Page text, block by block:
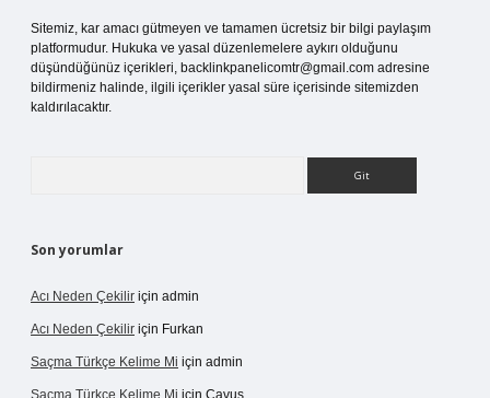
Sitemiz, kar amacı gütmeyen ve tamamen ücretsiz bir bilgi paylaşım
platformudur. Hukuka ve yasal düzenlemelere aykırı olduğunu
düşündüğünüz içerikleri, backlinkpanelicomtr@gmail.com adresine
bildirmeniz halinde, ilgili içerikler yasal süre içerisinde sitemizden
kaldırılacaktır.
Son yorumlar
Acı Neden Çekilir için admin
Acı Neden Çekilir için Furkan
Saçma Türkçe Kelime Mi için admin
Saçma Türkçe Kelime Mi için Çavuş